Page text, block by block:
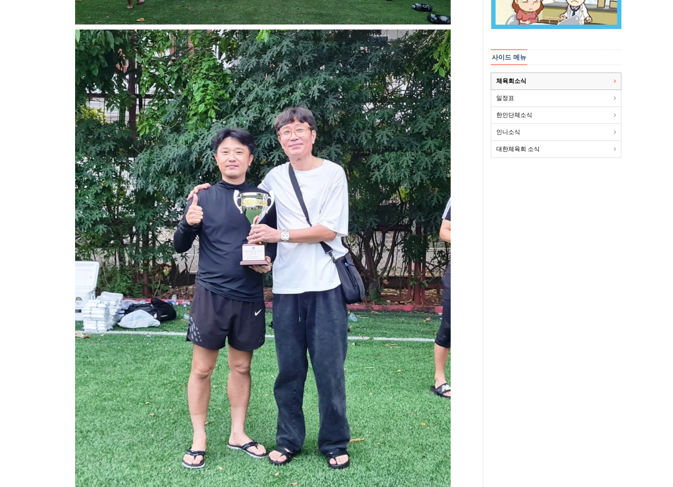
사이드 메뉴
체육회소식
일정표
한인단체소식
인니소식
대한체육회 소식